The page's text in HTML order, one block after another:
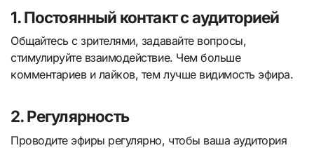
1. Постоянный контакт с аудиторией
Общайтесь с зрителями, задавайте вопросы,
стимулируйте взаимодействие. Чем больше
комментариев и лайков, тем лучше видимость эфира.
2. Регулярность
Проводите эфиры регулярно, чтобы ваша аудитория